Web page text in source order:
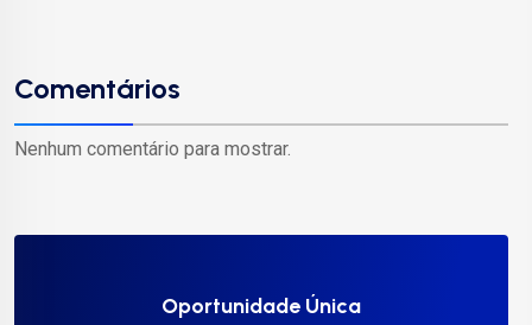
Comentários
Nenhum comentário para mostrar.
Oportunidade Única